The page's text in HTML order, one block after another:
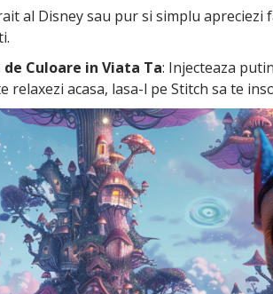
al Disney sau pur si simplu
Culoare in Viata Ta: Injecteaza
relaxezi acasa, lasa-l pe Stitch sa te